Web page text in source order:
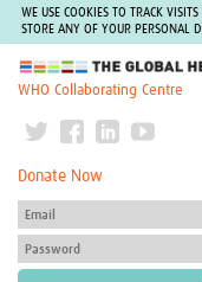
WE USE COOKIES TO TRACK
STORE ANY OF YOUR PERSONAL
The Global Health
WHO Collaborating Centre
Donate Now